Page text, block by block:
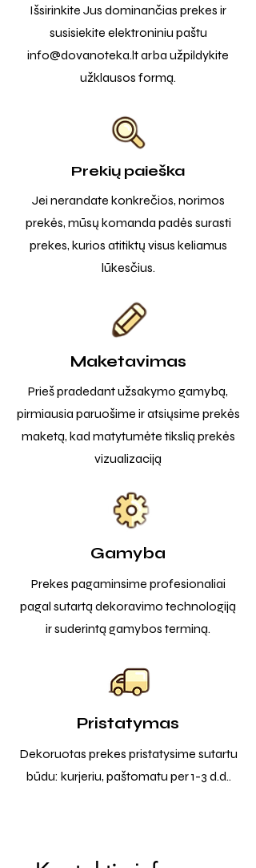
Išsirinkite Jus dominančias prekes ir
susisiekite elektroniniu paštu
info@dovanoteka.ltarba užpildykite
užklausos formą.
Prekių paieška
Jei nerandate konkrečios, norimos
prekės, mūsų komanda padės surasti
prekes, kurios atitiktų visus keliamus
lūkesčius.
Maketavimas
Prieš pradedant užsakymo gamybą,
pirmiausia paruošime ir atsiųsime prekės
maketą, kad matytumėte tikslią prekės
vizualizaciją
Gamyba
Prekes pagaminsime profesionaliai
pagal sutartą dekoravimo technologiją
ir suderintą gamybos terminą.
Pristatymas
Dekoruotas prekes pristatysime sutartu
būdu: kurjeriu, paštomatu per 1-3 d.d..